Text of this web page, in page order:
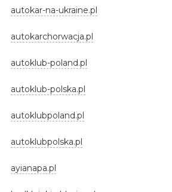
autokar-na-ukraine.pl
autokarchorwacja.pl
autoklub-poland.pl
autoklub-polska.pl
autoklubpoland.pl
autoklubpolska.pl
ayianapa.pl